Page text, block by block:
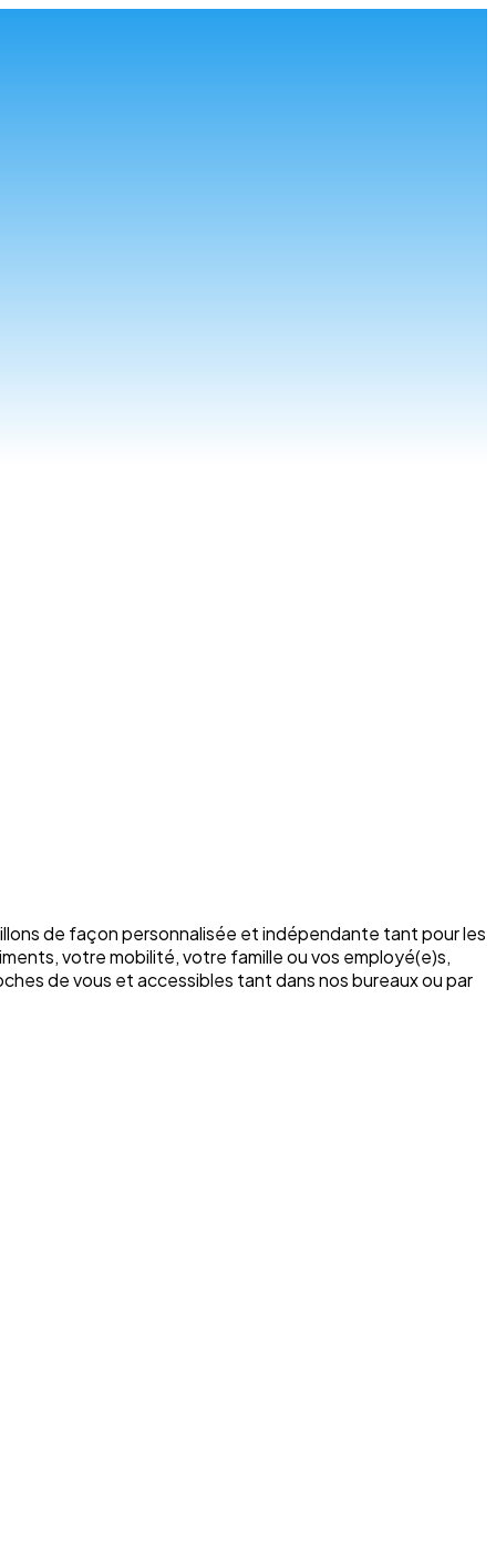
de façon personnalisée et indépendante tant pour les
votre mobilité, votre famille ou vos employé(e)s,
de vous et accessibles tant dans nos bureaux ou par